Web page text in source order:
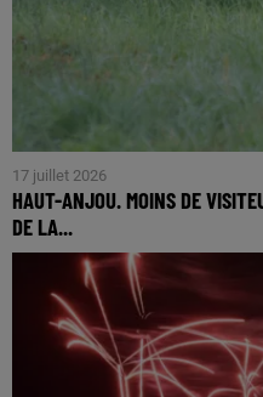
17 juillet 2026
HAUT-ANJOU. MOINS DE
DE LA...